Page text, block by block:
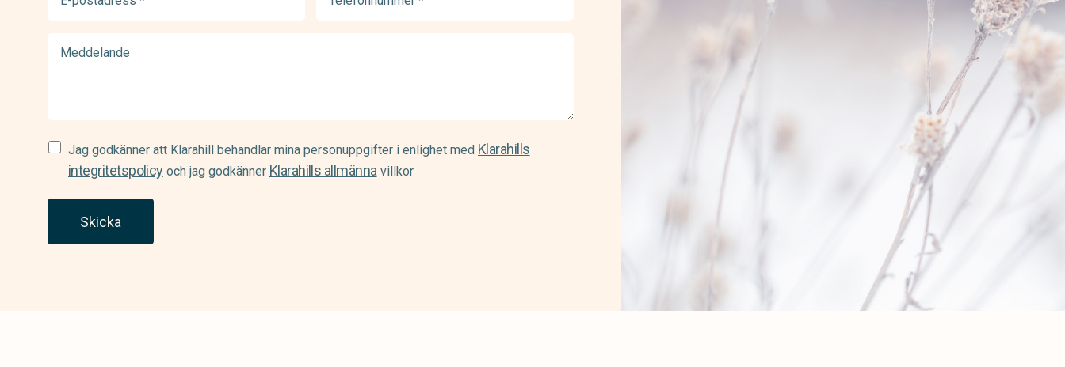
postadress
Samtycke
(Required)
Jag godkänner att Klarahill behandlar mina personuppgifter i enlighet med Klarahills
integritetspolicyoch jag godkänner Klarahills allmännavillkor
Skicka